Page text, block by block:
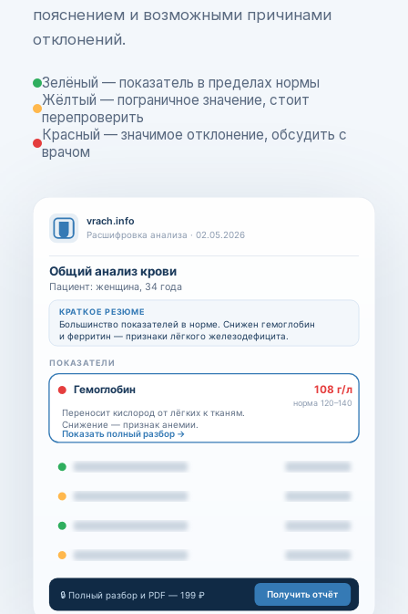
пояснением и возможными причинами
отклонений.
Зелёный — показатель в пределах нормы
Жёлтый — пограничное значение, стоит
перепроверить
Красный — значимое отклонение, обсудить с
врачом
vrach.info
Расшифровка анализа · 02.05.2026
Общий анализ крови
Пациент: женщина, 34 года
КРАТКОЕ РЕЗЮМЕ
Большинство показателей в норме. Снижен гемоглобин
и ферритин — признаки лёгкого железодефицита.
ПОКАЗАТЕЛИ
Гемоглобин 108 г/л
норма 120–140
Переносит кислород от лёгких к тканям.
Снижение — признак анемии.
Показать полный разбор →
🔒 Полный разбор и PDF — 199 ₽ Получить отчёт